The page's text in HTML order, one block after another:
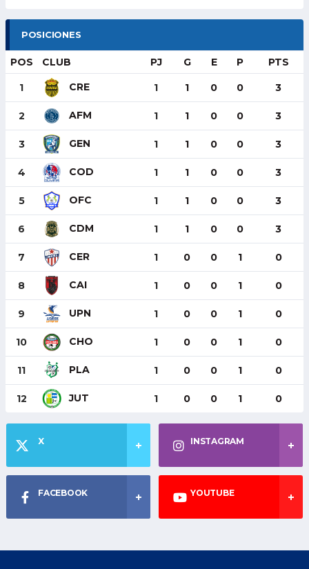
POSICIONES
POS CLUB PJ G E P PTS
1 CRE 1 1 0 0 3
2 AFM 1 1 0 0 3
3 GEN 1 1 0 0 3
4 COD 1 1 0 0 3
5 OFC 1 1 0 0 3
6 CDM 1 1 0 0 3
7 CER 1 0 0 1 0
8 CAI 1 0 0 1 0
9 UPN 1 0 0 1 0
10 CHO 1 0 0 1 0
11 PLA 1 0 0 1 0
12 JUT 1 0 0 1 0
X INSTAGRAM
FACEBOOK YOUTUBE